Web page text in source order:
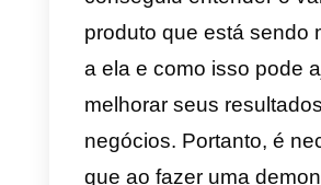
isso acontece
entende o valor
trazer para ele.
Emergências ou